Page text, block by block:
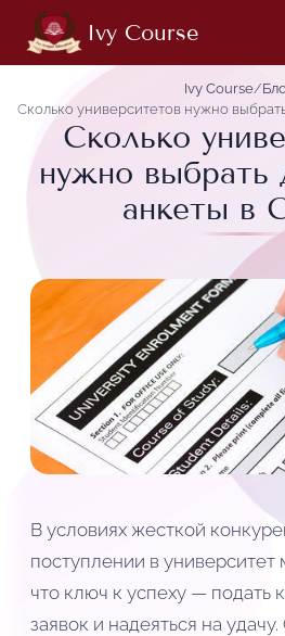
Ivy Course
Ivy Course/
Сколько университетов нужно
Сколько
нужно выбрать
анкеты в
В условиях жесткой
поступлении в университет
что ключ к успеху — подать
заявок и надеяться на